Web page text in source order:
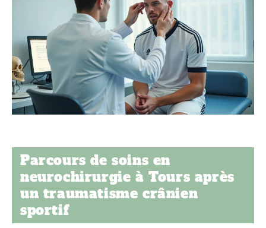
Parcours de soins en
neurochirurgie à Tours après
un traumatisme crânien
sportif